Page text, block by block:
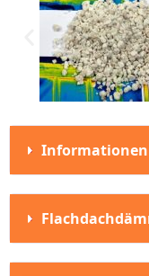
Informationen